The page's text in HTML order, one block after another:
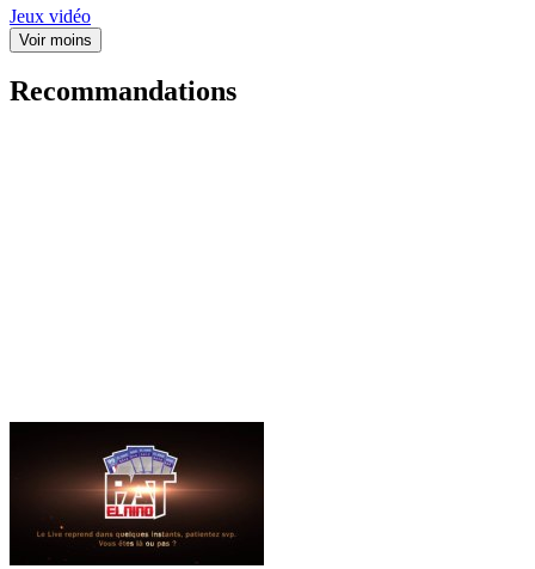
Jeux vidéo
Voir moins
Recommandations